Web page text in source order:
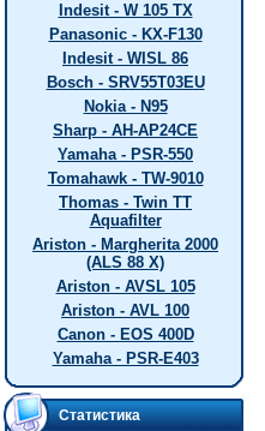
Indesit - W 105 TX
Panasonic - KX-F130
Indesit - WISL 86
Bosch - SRV55T03EU
Nokia - N95
Sharp - AH-AP24CE
Yamaha - PSR-550
Tomahawk - TW-9010
Thomas - Twin TT
Aquafilter
Ariston - Margherita 2000
(ALS 88 X)
Ariston - AVSL 105
Ariston - AVL 100
Canon - EOS 400D
Yamaha - PSR-E403
Статистика